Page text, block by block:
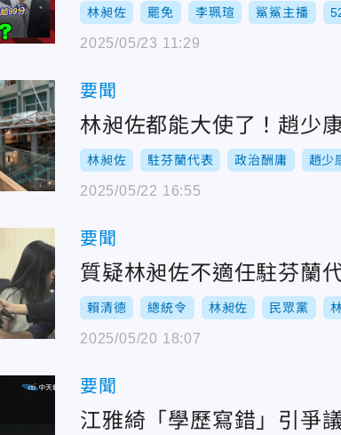
林昶佐 罷免 李珮瑄 鯊鯊主播
2025/05/23 11:29
要聞
林昶佐都能大使了！趙少
林昶佐 駐芬蘭代表 政治酬庸 趙少
2025/05/22 16:55
要聞
質疑林昶佐不適任駐芬蘭
賴清德 總統令 林昶佐 民眾黨
2025/05/20 18:07
要聞
江雅綺「學歷寫錯」引爭